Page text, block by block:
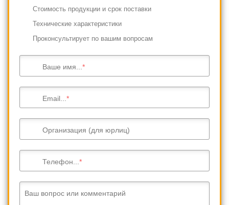
Cтоимость продукции и срок поставки
Технические характеристики
Проконсультирует по вашим вопросам
Ваше имя...
Email...
Организация (для юрлиц)
Телефон...
Ваш вопрос или комментарий